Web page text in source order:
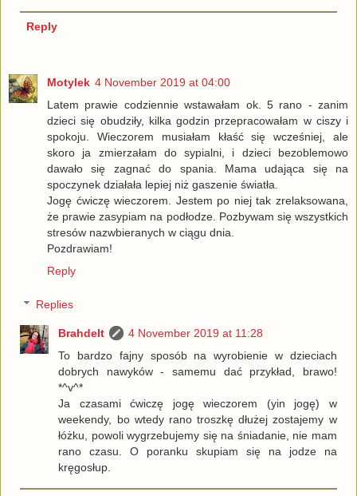
Reply
Motylek 4 November 2019 at 04:00
Latem prawie codziennie wstawałam ok. 5 rano - zanim
dzieci się obudziły, kilka godzin przepracowałam w ciszy i
spokoju. Wieczorem musiałam kłaść się wcześniej, ale
skoro ja zmierzałam do sypialni, i dzieci bezoblemowo
dawało się zagnać do spania. Mama udająca się na
spoczynek działała lepiej niż gaszenie światła.
Jogę ćwiczę wieczorem. Jestem po niej tak zrelaksowana,
że prawie zasypiam na podłodze. Pozbywam się wszystkich
stresów nazwbieranych w ciągu dnia.
Pozdrawiam!
Reply
Replies
Brahdelt
4 November 2019 at 11:28
To bardzo fajny sposób na wyrobienie w dzieciach
dobrych nawyków - samemu dać przykład, brawo!
*^v^*
Ja czasami ćwiczę jogę wieczorem (yin jogę) w
weekendy, bo wtedy rano troszkę dłużej zostajemy w
łóżku, powoli wygrzebujemy się na śniadanie, nie mam
rano czasu. O poranku skupiam się na jodze na
kręgosłup.